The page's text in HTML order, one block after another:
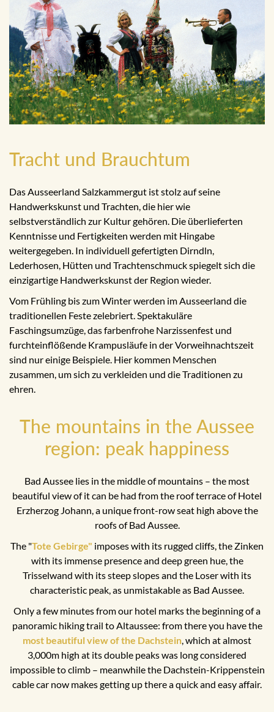
Tracht und Brauchtum
Das Ausseerland Salzkammergut ist stolz auf seine
Handwerkskunst und Trachten, die hier wie
selbstverständlich zur Kultur gehören. Die überlieferten
Kenntnisse und Fertigkeiten werden mit Hingabe
weitergegeben. In individuell gefertigten Dirndln,
Lederhosen, Hütten und Trachtenschmuck spiegelt sich die
einzigartige Handwerkskunst der Region wieder.
Vom Frühling bis zum Winter werden im Ausseerland die
traditionellen Feste zelebriert. Spektakuläre
Faschingsumzüge, das farbenfrohe Narzissenfest und
furchteinflößende Krampusläufe in der Vorweihnachtszeit
sind nur einige Beispiele. Hier kommen Menschen
zusammen, um sich zu verkleiden und die Traditionen zu
ehren.
The mountains in the Aussee
region: peak happiness
Bad Aussee lies in the middle of mountains – the most
beautiful view of it can be had from the roof terrace of Hotel
Erzherzog Johann, a unique front-row seat high above the
roofs of Bad Aussee.
The "Tote Gebirge" imposes with its rugged cliffs, the Zinken
with its immense presence and deep green hue, the
Trisselwand with its steep slopes and the Loser with its
characteristic peak, as unmistakable as Bad Aussee.
Only a few minutes from our hotel marks the beginning of a
panoramic hiking trail to Altaussee: from there you have the
most beautiful view of the Dachstein, which at almost
3,000m high at its double peaks was long considered
impossible to climb – meanwhile the Dachstein-Krippenstein
cable car now makes getting up there a quick and easy affair.